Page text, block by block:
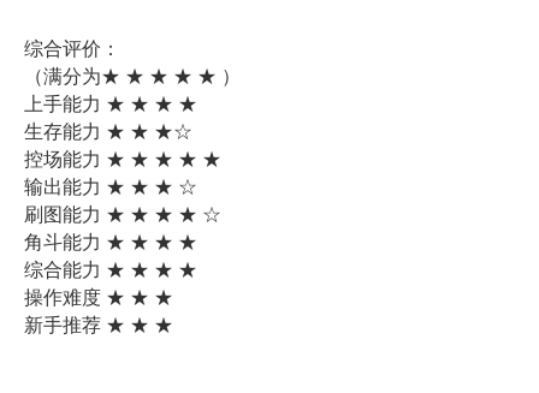
综合评价：
（满分为★ ★ ★ ★ ★ ）
上手能力 ★ ★ ★ ★
生存能力 ★ ★ ★☆
控场能力 ★ ★ ★ ★ ★
输出能力 ★ ★ ★ ☆
刷图能力 ★ ★ ★ ★ ☆
角斗能力 ★ ★ ★ ★
综合能力 ★ ★ ★ ★
操作难度 ★ ★ ★
新手推荐 ★ ★ ★